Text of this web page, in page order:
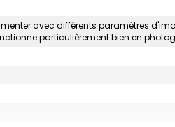
avec différents paramètres
particulièrement bien en